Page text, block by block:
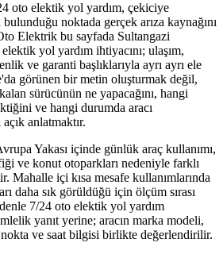
oto elektik yol yardım, çekiciye
noktada gerçek arıza kaynağını
Elektrik bu sayfada Sultangazi
yol yardım ihtiyacını; ulaşım,
ve garanti başlıklarıyla ayrı ayrı ele
görünen bir metin oluşturmak değil,
sürücünün ne yapacağını, hangi
ve hangi durumda aracı
anlatmaktır.
Yakası içinde günlük araç kullanımı,
ve konut otoparkları nedeniyle farklı
Mahalle içi kısa mesafe kullanımlarında
daha sık görüldüğü için ölçüm sırası
7/24 oto elektik yol yardım
yanıt yerine; aracın marka modeli,
ve saat bilgisi birlikte değerlendirilir.